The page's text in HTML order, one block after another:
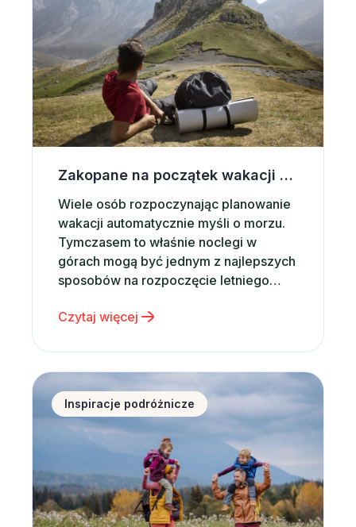
Zakopane na początek wakacji – dlaczego warto wybrać noclegi w górach?
Wiele osób rozpoczynając planowanie
wakacji automatycznie myśli o morzu.
Tymczasem to właśnie noclegi w
górach mogą być jednym z najlepszych
sposobów na rozpoczęcie letniego
krajobrazy, świeże powietrze,
aktywnego wypoczynku sprawiają, że
Zakopane od lat pozostaje jednym z
najchętniej wybieranych kierunków w
Polsce. Co ważne, Zakopane jest
miejscem, które sprawdza się…
Czytaj więcej
Nie masz pomysłu na prezent dla dziecka? Postaw
Inspiracje podróżnicze